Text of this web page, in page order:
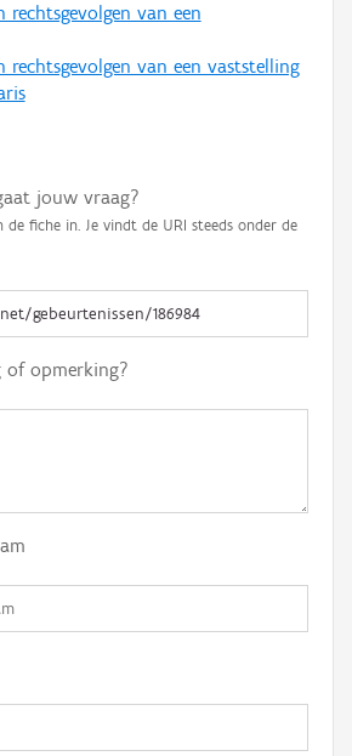
rechtsgevolgen van een
rechtsgevolgen van een vaststelling
jouw vraag?
de fiche in. Je vindt de URI steeds onder de
of opmerking?